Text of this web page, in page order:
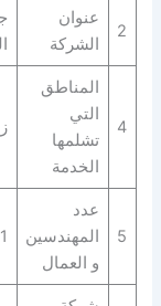
2
عنوان
الشركة
4
المناطق
التي
تشلمها
الخدمة
5
عدد
المهندسين
و العمال